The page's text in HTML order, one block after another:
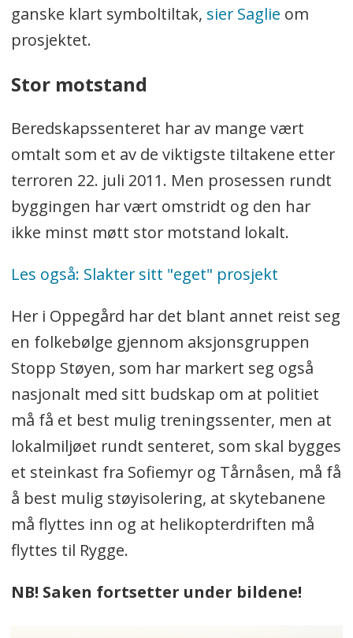
ganske klart symboltiltak, sier Saglie om
prosjektet.
Stor motstand
Beredskapssenteret har av mange vært
omtalt som et av de viktigste tiltakene etter
terroren 22. juli 2011. Men prosessen rundt
byggingen har vært omstridt og den har
ikke minst møtt stor motstand lokalt.
Les også: Slakter sitt "eget" prosjekt
Her i Oppegård har det blant annet reist seg
en folkebølge gjennom aksjonsgruppen
Stopp Støyen, som har markert seg også
nasjonalt med sitt budskap om at politiet
må få et best mulig treningssenter, men at
lokalmiljøet rundt senteret, som skal bygges
et steinkast fra Sofiemyr og Tårnåsen, må få
å best mulig støyisolering, at skytebanene
må flyttes inn og at helikopterdriften må
flyttes til Rygge.
NB! Saken fortsetter under bildene!